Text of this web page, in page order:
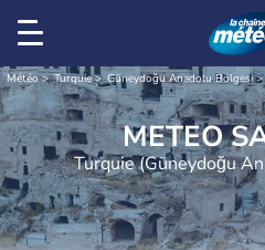
Météo Turquie Güneydoğu Anadolu Bölgesi
Turquie (Güneydoğu